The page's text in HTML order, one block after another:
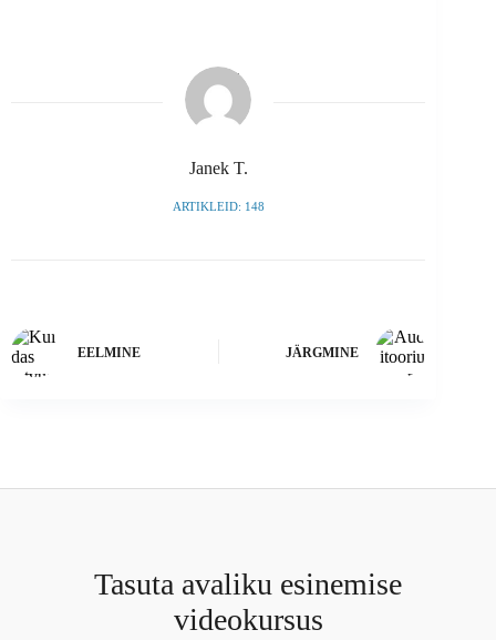
Janek T.
ARTIKLEID: 148
EELMINE JÄRGMINE
Tasuta avaliku esinemise
videokursus